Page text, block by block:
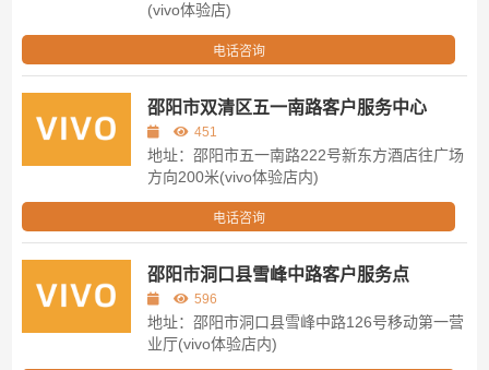
(vivo体验店)
电话咨询
邵阳市双清区五一南路客户服务中心
451
地址：邵阳市五一南路222号新东方酒店往广场
方向200米(vivo体验店内)
电话咨询
邵阳市洞口县雪峰中路客户服务点
596
地址：邵阳市洞口县雪峰中路126号移动第一营
业厅(vivo体验店内)